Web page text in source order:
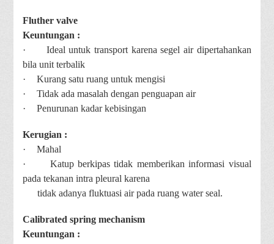
Fluther valve
Keuntungan :
·
Ideal untuk transport karena segel air dipertahankan
bila unit terbalik
·
Kurang satu ruang untuk mengisi
·
Tidak ada masalah dengan penguapan air
·
Penurunan kadar kebisingan
Kerugian :
·
Mahal
·
Katup berkipas tidak memberikan informasi visual
pada tekanan intra pleural karena
tidak adanya fluktuasi air pada ruang water seal.
Calibrated spring mechanism
Keuntungan :